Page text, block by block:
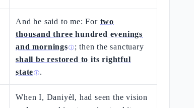
And he said to me: For two
thousand three hundred evenings
and morningsⓘ; then the sanctuary
shall be restored to its rightful
stateⓘ.
When I, Daniyèl, had seen the vision